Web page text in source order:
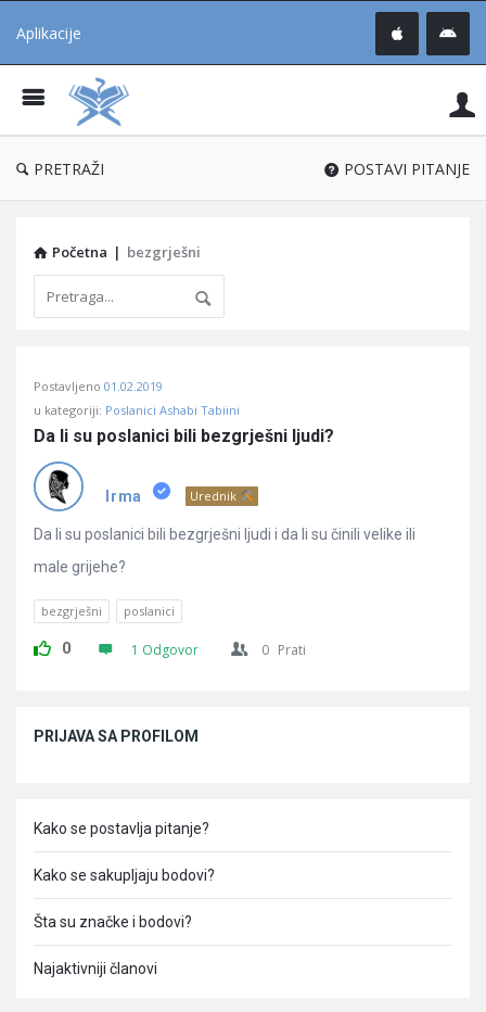
Aplikacije
®
PRETRAŽI POSTAVI PITANJE
Početna | bezgrješni
Učene
Latest
Pitanja
Postavljeno 01.02.2019
u kategoriji: Poslanici Ashabi Tabiini
Da li su poslanici bili bezgrješni ljudi?
Irma Urednik
Da li su poslanici bili bezgrješni ljudi i da li su činili velike ili
male grijehe?
bezgrješni poslanici
0 1 Odgovor 0 Prati
PRIJAVA SA PROFILOM
Kako se postavlja pitanje?
Kako se sakupljaju bodovi?
Šta su značke i bodovi?
Najaktivniji članovi